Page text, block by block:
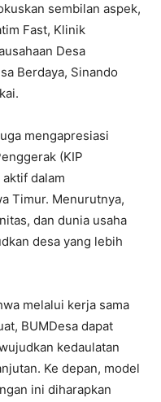
sembilan aspek,
Fast, Klinik
Desa
Berdaya, Sinando
mengapresiasi
(KIP
dalam
Timur. Menurutnya,
dan dunia usaha
desa yang lebih
melalui kerja sama
BUMDesa dapat
kedaulatan
Ke depan, model
ini diharapkan